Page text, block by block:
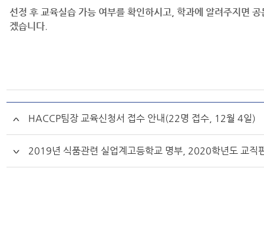
선정 후 교육실습 가능 여부를 확인하시고, 학과에 알려주지면
겠습니다.
HACCP팀장 교육신청서 접수 안내(22명 접수, 12월 4일)
2019년 식품관련 실업계고등학교 명부, 2020학년도 교직